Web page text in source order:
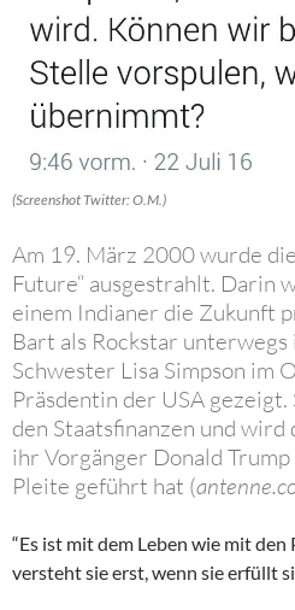
(Screenshot Twitter: O.M.)
Am 19. März 2000 wurde
Future“ ausgestrahlt. Darin
einem Indianer die Zukunft
Bart als Rockstar
Schwester Lisa Simpson im
Präsdentin der USA
den Staatsfinanzen und
ihr Vorgänger Donald
Pleite geführt hat (
“Es ist mit dem Leben wie mit den
versteht sie erst, wenn sie erfüllt